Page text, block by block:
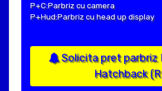
P+C:Parbriz cu camera
P+Hud:Parbriz cu head up display
Solicita pret parbriz
Hatchback